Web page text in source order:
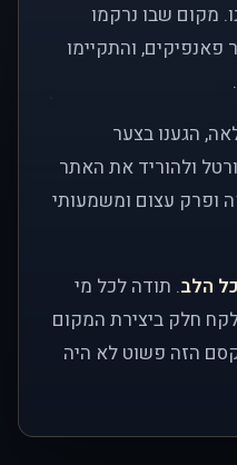
מקום שבו נרקמו
פאנפיקים, והתקיימו
הגענו בצער
ולהוריד את האתר
ופרק עצום ומשמעותי
הלב. תודה לכל מי
חלק ביצירת המקום
הזה פשוט לא היה